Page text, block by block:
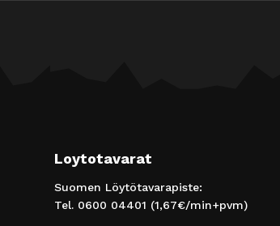
Loytotavarat
Suomen Löytötavarapiste:
Tel. 0600 04401 (1,67€/min+pvm)